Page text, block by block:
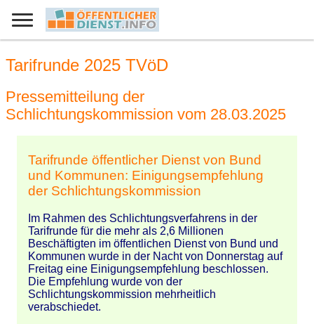
Tarifrunde 2025 TVöD
Pressemitteilung der
Schlichtungskommission vom 28.03.2025
Tarifrunde öffentlicher Dienst von Bund
und Kommunen: Einigungsempfehlung
der Schlichtungskommission
Im Rahmen des Schlichtungsverfahrens in der
Tarifrunde für die mehr als 2,6 Millionen
Beschäftigten im öffentlichen Dienst von Bund und
Kommunen wurde in der Nacht von Donnerstag auf
Freitag eine Einigungsempfehlung beschlossen.
Die Empfehlung wurde von der
Schlichtungskommission mehrheitlich
verabschiedet.